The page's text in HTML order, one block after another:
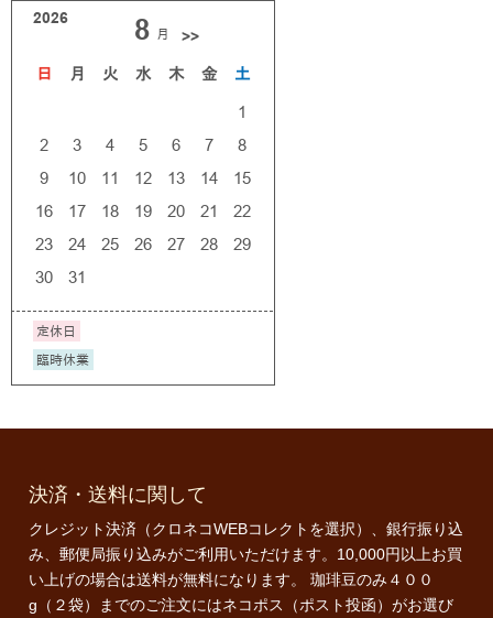
決済・送料に関して
クレジット決済（クロネコWEBコレクトを選択）、銀行振り込
み、郵便局振り込みがご利用いただけます。10,000円以上お買
い上げの場合は送料が無料になります。 珈琲豆のみ４００
g（２袋）までのご注文にはネコポス（ポスト投函）がお選び